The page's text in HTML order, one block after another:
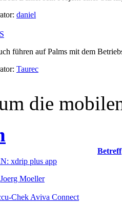
daniel
führen auf Palms mit dem
Taurec
die
Betreff
xdrip plus app
Joerg Moeller
Chek Aviva Connect